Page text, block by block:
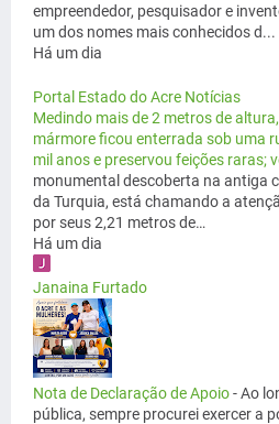
empreendedor, pesquisador e
um dos nomes mais conhecidos d...
Há um dia
Portal Estado do Acre Notícias
Medindo mais de 2 metros de
mármore ficou enterrada sob uma
mil anos e preservou feições raras;
monumental descoberta na antiga
da Turquia, está chamando a
por seus 2,21 metros de…
Há um dia
Janaina Furtado
Nota de Declaração de Apoio-Ao
pública, sempre procurei exercer a